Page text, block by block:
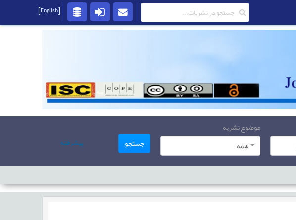
موضوع نشریه
همه
جستجو پیشرفته
[English]